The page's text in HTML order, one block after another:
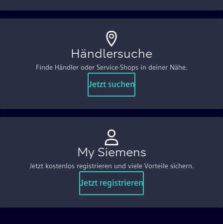
Händlersuche
Finde Händler oder Service-Shops in deiner Nähe.
Jetzt suchen
My Siemens
Jetzt kostenlos registrieren und viele Vorteile sichern.
Jetzt registrieren